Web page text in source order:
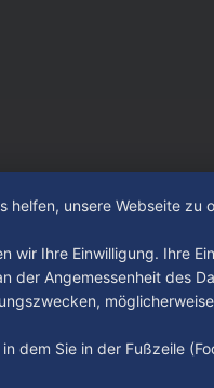
unsere Webseite
wir Ihre Einwilligung. Ihre
der Angemessenheit des
dem Sie in der Fußzeile